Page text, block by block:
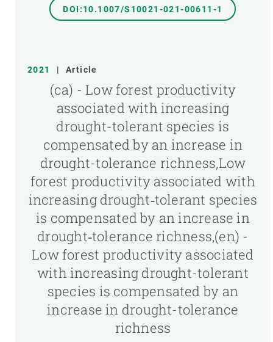
DOI:10.1007/S10021-021-00611-1
2021 | Article
(ca) - Low forest productivity
associated with increasing
drought-tolerant species is
compensated by an increase in
drought-tolerance richness,Low
forest productivity associated with
increasing drought‐tolerant species
is compensated by an increase in
drought‐tolerance richness,(en) -
Low forest productivity associated
with increasing drought-tolerant
species is compensated by an
increase in drought-tolerance
richness